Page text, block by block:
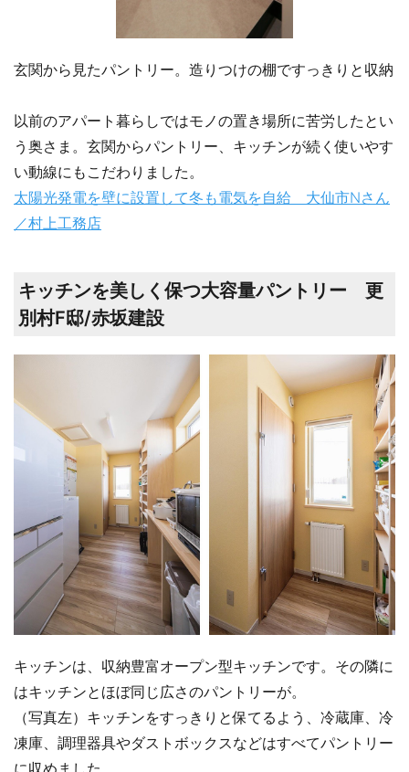
玄関から見たパントリー。造りつけの棚ですっきりと収納
以前のアパート暮らしではモノの置き場所に苦労したとい
う奥さま。玄関からパントリー、キッチンが続く使いやす
い動線にもこだわりました。
太陽光発電を壁に設置して冬も電気を自給 大仙市Nさん
／村上工務店
キッチンを美しく保つ大容量パントリー 更
別村F邸/赤坂建設
キッチンは、収納豊富オープン型キッチンです。その隣に
はキッチンとほぼ同じ広さのパントリーが。
（写真左）キッチンをすっきりと保てるよう、冷蔵庫、冷
凍庫、調理器具やダストボックスなどはすべてパントリー
に収めました。